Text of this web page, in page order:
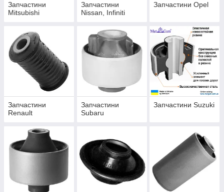
Запчастини
Mitsubishi
Запчастини
Nissan, Infiniti
Запчастини Opel
Запчастини
Renault
Запчастини
Subaru
Запчастини Suzuki